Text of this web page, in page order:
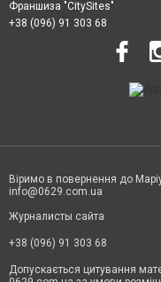
Франшиза "CitySites"
+38 (096) 91 303 68
Віримо в повернення до
info@0629.com.ua
Журналисты сайта
+38 (096) 91 303 68
Допускається цитування